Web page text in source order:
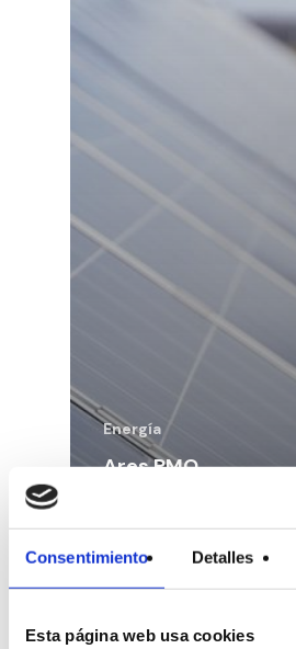
Consentimiento Detalles
Esta página web usa cookies
Energía
Ares PMO
creación de una
comunidad
energética en